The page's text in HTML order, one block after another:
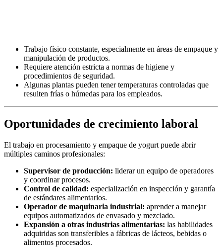
Trabajo físico constante, especialmente en áreas de empaque y
manipulación de productos.
Requiere atención estricta a normas de higiene y
procedimientos de seguridad.
Algunas plantas pueden tener temperaturas controladas que
resulten frías o húmedas para los empleados.
Oportunidades de crecimiento laboral
El trabajo en procesamiento y empaque de yogurt puede abrir
múltiples caminos profesionales:
Supervisor de producción: liderar un equipo de operadores
y coordinar procesos.
Control de calidad: especialización en inspección y garantía
de estándares alimentarios.
Operador de maquinaria industrial: aprender a manejar
equipos automatizados de envasado y mezclado.
Expansión a otras industrias alimentarias: las habilidades
adquiridas son transferibles a fábricas de lácteos, bebidas o
alimentos procesados.